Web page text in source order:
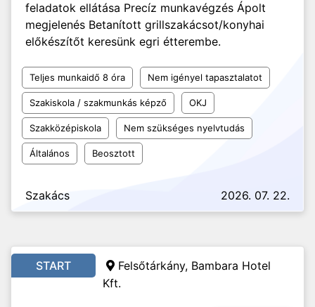
feladatok ellátása Precíz munkavégzés Ápolt
megjelenés Betanított grillszakácsot/konyhai
előkészítőt keresünk egri étterembe.
Teljes munkaidő 8 óra Nem igényel tapasztalatot
Szakiskola / szakmunkás képző OKJ
Szakközépiskola Nem szükséges nyelvtudás
Általános Beosztott
Szakács 2026. 07. 22.
START
Felsőtárkány, Bambara Hotel
Kft.